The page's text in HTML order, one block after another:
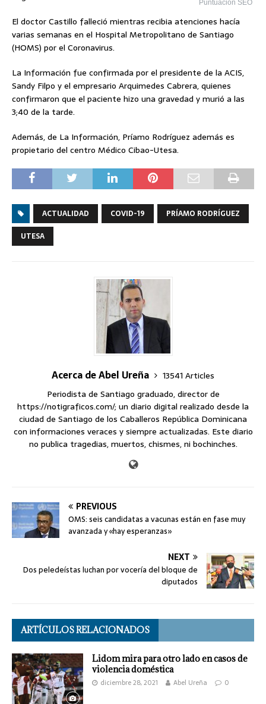
Puntuación SEO
El doctor Castillo falleció mientras recibia atenciones hacía
varias semanas en el Hospital Metropolitano de Santiago
(HOMS) por el Coronavirus.
La Información fue confirmada por el presidente de la ACIS,
Sandy Filpo y el empresario Arquimedes Cabrera, quienes
confirmaron que el paciente hizo una gravedad y murió a las
3;40 de la tarde.
Además, de La Información, Príamo Rodríguez además es
propietario del centro Médico Cibao-Utesa.
ACTUALIDAD COVID-19
PRÍAMO RODRÍGUEZ
UTESA
Acerca de Abel Ureña
13541 Articles
Periodista de Santiago graduado, director de
https://notigraficos.com/; un diario digital realizado desde la
ciudad de Santiago de los Caballeros República Dominicana
con informaciones veraces y siempre actualizadas. Este diario
no publica tragedias, muertos, chismes, ni bochinches.
PREVIOUS
OMS: seis candidatas a vacunas están en fase muy
avanzada y «hay esperanzas»
NEXT
Dos peledeístas luchan por vocería del bloque de
diputados
ARTÍCULOS RELACIONADOS
Lidom mira para otro lado en casos de
violencia doméstica
diciembre 28, 2021 Abel Ureña 0